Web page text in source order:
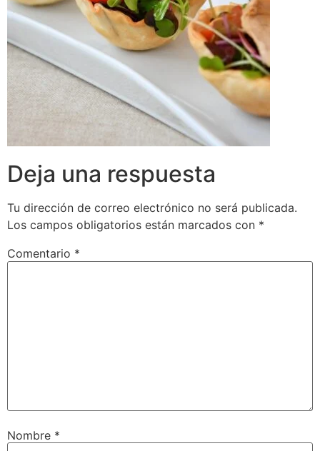
Deja una respuesta
Tu dirección de correo electrónico no será publicada.
Los campos obligatorios están marcados con *
Comentario *
Nombre *